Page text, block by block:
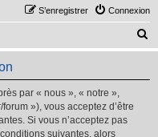
Connexion
S’enregistrer
e
par « nous », « notre »,
»), vous acceptez d’être
Si vous n’acceptez pas
suivantes, alors